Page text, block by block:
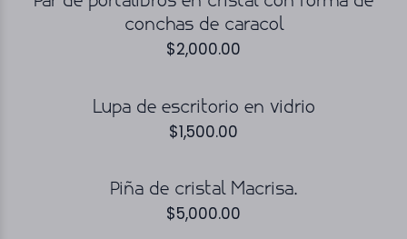
conchas de caracol
$2,000.00
Lupa de escritorio en vidrio
$1,500.00
Piña de cristal Macrisa.
$5,000.00